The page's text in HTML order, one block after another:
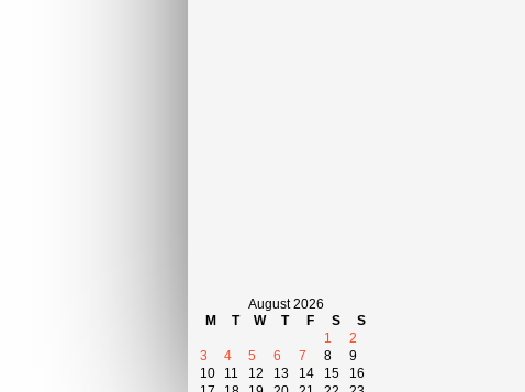
August 2026
M
T W T F S
S
1
2
3
4 5 6 7 8
9
10
11 12 13 14 15
16